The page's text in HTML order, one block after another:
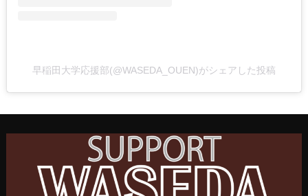
早稲田大学応援部(@WASEDA_OUEN)がシェアした投稿